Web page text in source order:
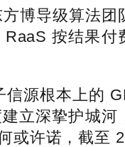
博导级算法团
按结果付
源根本上的
立深挚护城河
或许诺，截至